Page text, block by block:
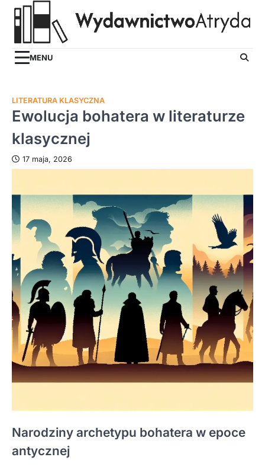
Skip
MENU
LITERATURA KLASYCZNA
Ewolucja bohatera w literaturze
klasycznej
17 maja, 2026
Narodziny archetypu bohatera w epoce
antycznej